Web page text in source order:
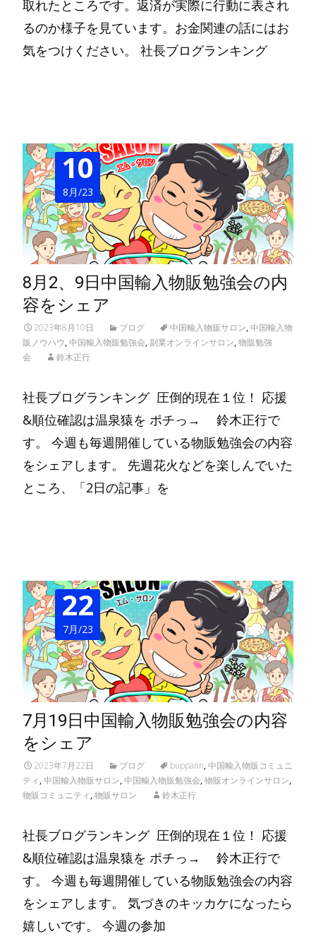
取れたところです。返済が実際に行動に表され
るのか様子を見ています。お金関連の話にはお
気をつけください。 社長ブログランキング
10
8月/23
8月2、9日中国輸入物販勉強会の内
容をシェア
2023年8月10日 ブログ 中国輸入物販サロン,中国輸入物
販ノウハウ,中国輸入物販勉強会,副業オンラインサロン,物販勉強
会
鈴木正行
社長ブログランキング 圧倒的現在１位！ 応援
&順位確認は温泉猿を ポチっ→ 鈴木正行で
す。 今週も毎週開催している物販勉強会の内容
をシェアします。 先週花火などを楽しんでいた
ところ、「2日の記事」を
22
7月/23
7月19日中国輸入物販勉強会の内容
をシェア
2023年7月22日 ブログ buppann,中国輸入物販コミュニ
ティ,中国輸入物販サロン,中国輸入物販勉強会,物販オンラインサロン,
物販コミュニティ,物販サロン 鈴木正行
社長ブログランキング 圧倒的現在１位！ 応援
&順位確認は温泉猿を ポチっ→ 鈴木正行で
す。 今週も毎週開催している物販勉強会の内容
をシェアします。 気づきのキッカケになったら
嬉しいです。 今週の参加